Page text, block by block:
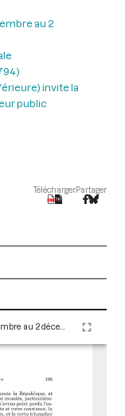
au 2
)
invite la
public
TéléchargerPartager